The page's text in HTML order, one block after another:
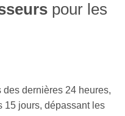
pour les
des dernières 24 heures,
15 jours, dépassant les